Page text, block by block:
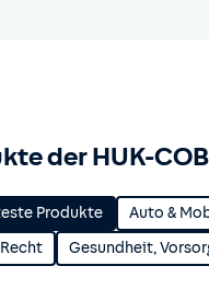
der HUK-
Produkte Auto &
Gesundheit,